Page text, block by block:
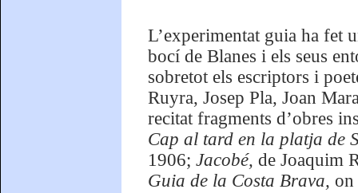
L’experimentat guia ha fet
bocí de Blanes i els seus
sobretot els escriptors i
Ruyra, Josep Pla, Joan
recitat fragments d’obres
Cap al tard en la platja de
1906; Jacobé, de Joaquim
Guia de la Costa Brava, on